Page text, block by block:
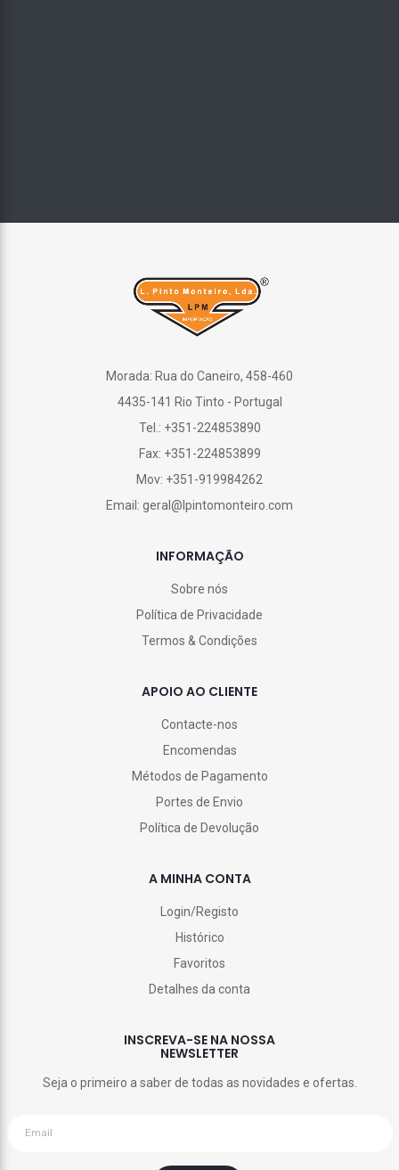
Morada: Rua do Caneiro, 458-460
4435-141 Rio Tinto - Portugal
Tel.: +351-224853890
Fax: +351-224853899
Mov: +351-919984262
Email: geral@lpintomonteiro.com
INFORMAÇÃO
Sobre nós
Política de Privacidade
Termos & Condições
APOIO AO CLIENTE
Contacte-nos
Encomendas
Métodos de Pagamento
Portes de Envio
Política de Devolução
A MINHA CONTA
Login/Registo
Histórico
Favoritos
Detalhes da conta
INSCREVA-SE NA NOSSA
NEWSLETTER
Seja o primeiro a saber de todas as novidades e ofertas.